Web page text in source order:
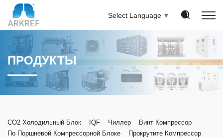
Select Language ▼
ПРОДУКТЫ
CO2 Холодильный Блок IQF Чиллер
Винт Компрессор
По Поршневой Компрессорной Блоке
Прокрутите Компрессор